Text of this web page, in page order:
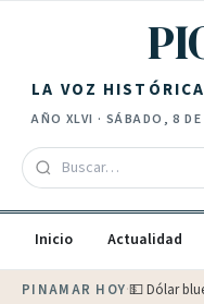
LA VOZ
AÑO XLVI · SÁBADO, 8
Inicio Actualidad
PINAMAR HOY·💵 Dólar